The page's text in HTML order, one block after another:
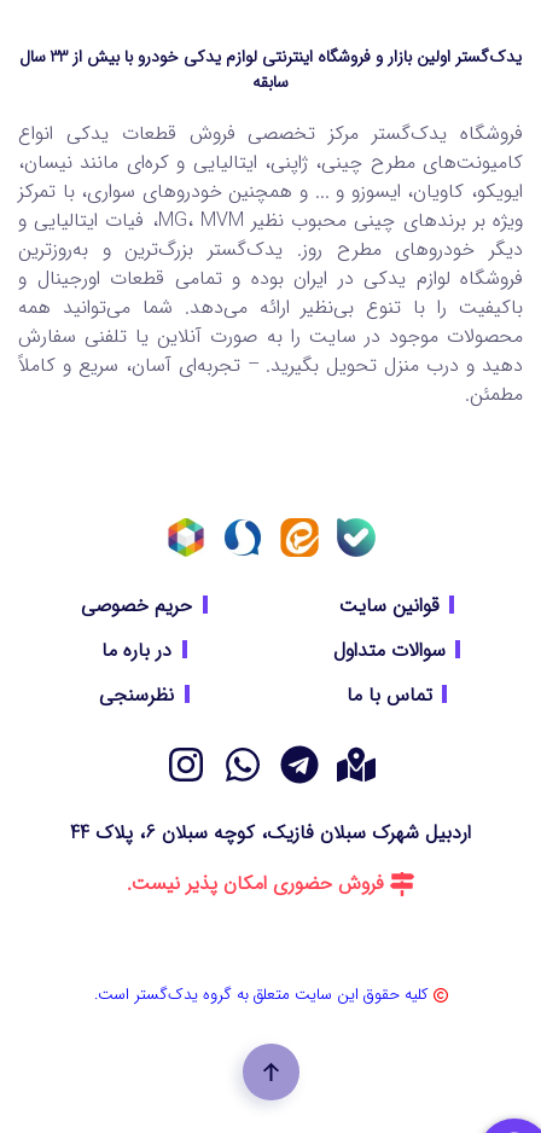
یدک‌گستر اولین بازار و فروشگاه اینترنتی لوازم یدکی خودرو با بیش از 33 سال
سابقه
فروشگاه یدک‌گستر مرکز تخصصی فروش قطعات یدکی انواع
کامیونت‌های مطرح چینی، ژاپنی، ایتالیایی و کره‌ای مانند نیسان،
ایویکو، کاویان، ایسوزو و ... و همچنین خودروهای سواری، با تمرکز
ویژه بر برندهای چینی محبوب نظیر MG، MVM، فیات ایتالیایی و
دیگر خودروهای مطرح روز. یدک‌گستر بزرگ‌ترین و به‌روزترین
فروشگاه لوازم یدکی در ایران بوده و تمامی قطعات اورجینال و
باکیفیت را با تنوع بی‌نظیر ارائه می‌دهد. شما می‌توانید همه
محصولات موجود در سایت را به صورت آنلاین یا تلفنی سفارش
دهید و درب منزل تحویل بگیرید. – تجربه‌ای آسان، سریع و کاملاً
مطمئن.
قوانین سایت
حریم خصوصی
سوالات متداول
در باره ما
تماس با ما
نظرسنجی
اردبیل شهرک سبلان فازیک، کوچه سبلان 6، پلاک 44
فروش حضوری امکان پذیر نیست.
کلیه حقوق این سایت متعلق به گروه یدک‌گستر است.